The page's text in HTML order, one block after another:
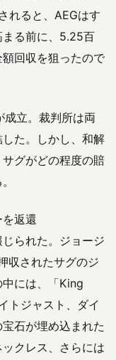
れると、AEGはす
まる前に、5.25百
回収を狙ったので
立。裁判所は両
た。しかし、和解
グがどの程度の賠
返還
られた。ジョージ
収されたサグのジ
中には、「King
トジャスト、ダイ
石が埋め込まれた
クレス、さらには